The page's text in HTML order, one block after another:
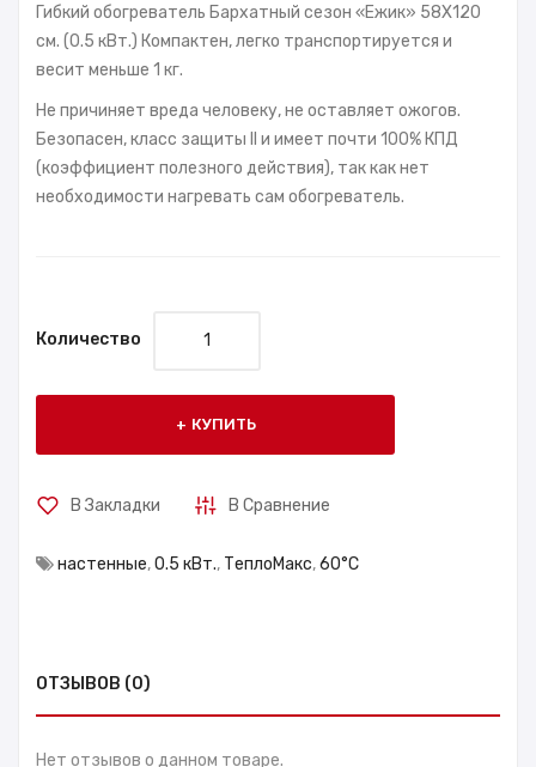
Гибкий обогреватель Бархатный сезон «Ежик» 58X120
см. (0.5 кВт.) Компактен, легко транспортируется и
весит меньше 1 кг.
Не причиняет вреда человеку, не оставляет ожогов.
Безопасен, класс защиты II и имеет почти 100% КПД
(коэффициент полезного действия), так как нет
необходимости нагревать сам обогреватель.
Количество
КУПИТЬ
В Закладки В Сравнение
настенные,0.5 кВт., ТеплоМакс,60°С
ОТЗЫВОВ (0)
Нет отзывов о данном товаре.